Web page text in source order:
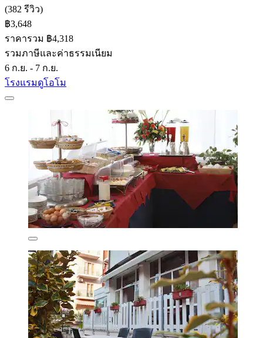
(382 รีวิว)
฿3,648
ราคารวม ฿4,318
รวมภาษีและค่าธรรมเนียม
6 ก.ย. - 7 ก.ย.
โรงแรมดูโอโม